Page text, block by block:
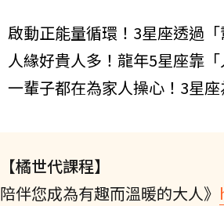
啟動正能量循環！3星座透過
人緣好貴人多！龍年5星座靠
一輩子都在為家人操心！3星
【橘世代課程】
陪伴您成為有趣而溫暖的大人》